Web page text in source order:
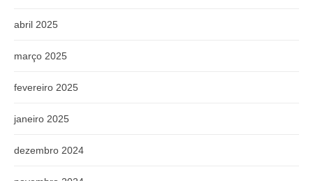
abril 2025
março 2025
fevereiro 2025
janeiro 2025
dezembro 2024